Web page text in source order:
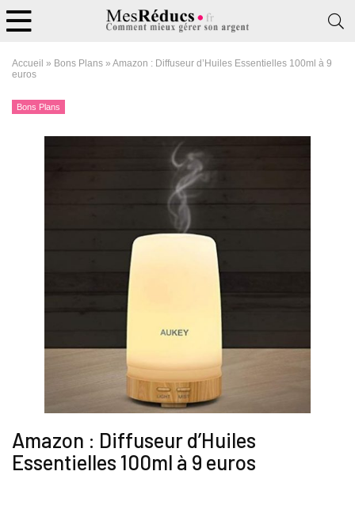
Accueil » Bons Plans » Amazon : Diffuseur d’Huiles Essentielles 100ml à 9
euros
Bons Plans
Amazon : Diffuseur d’Huiles
Essentielles 100ml à 9 euros